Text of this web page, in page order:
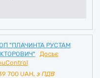
"ПЛАЧИНТА РУСТАМ
Досьє
700 UAH, з ПДВ